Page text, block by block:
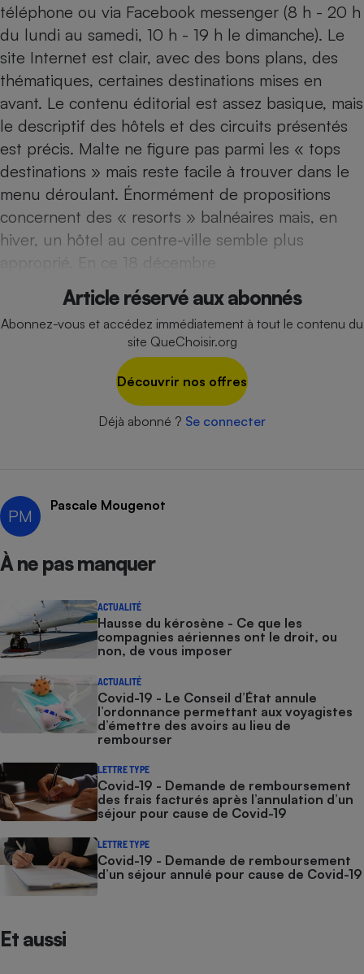
téléphone ou via Facebook messenger (8 h - 20 h
du lundi au samedi, 10 h - 19 h le dimanche). Le
site Internet est clair, avec des bons plans, des
thématiques, certaines destinations mises en
avant. Le contenu éditorial est assez basique, mais
le descriptif des hôtels et des circuits présentés
est précis. Malte ne figure pas parmi les « tops
destinations » mais reste facile à trouver dans le
menu déroulant. Énormément de propositions
concernent des « resorts » balnéaires mais, en
hiver, un hôtel au centre-ville semble plus
approprié. En ce 18 décembre
Article réservé aux abonnés
Abonnez-vous et accédez immédiatement à tout le contenu du
site QueChoisir.org
Découvrir nos offres
Déjà abonné ? Se connecter
PM
Pascale Mougenot
À ne pas manquer
ACTUALITÉ
Hausse du kérosène - Ce que les
compagnies aériennes ont le droit, ou
non, de vous imposer
ACTUALITÉ
Covid-19 - Le Conseil d’État annule
l’ordonnance permettant aux voyagistes
d’émettre des avoirs au lieu de
rembourser
LETTRE TYPE
Covid-19 - Demande de remboursement
des frais facturés après l’annulation d’un
séjour pour cause de Covid-19
LETTRE TYPE
Covid-19 - Demande de remboursement
d’un séjour annulé pour cause de Covid-19
Et aussi
Climatiseur -
Ventilateur
Cafetière à expressos
Antivirus
Climatiseur -
Ventilateur